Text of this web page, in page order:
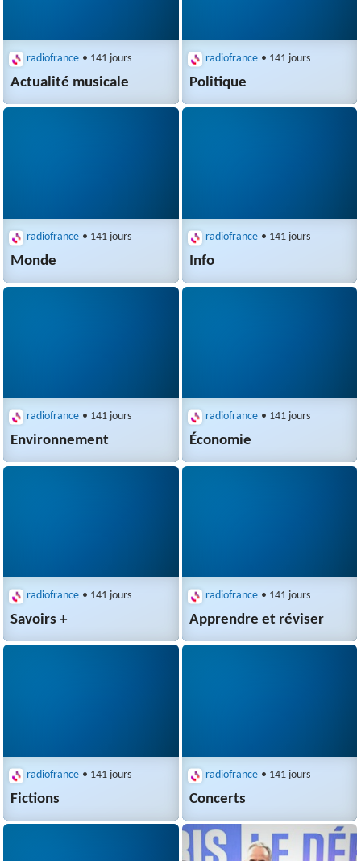
radiofrance • 141 jours
Actualité musicale
radiofrance • 141 jours
Politique
radiofrance • 141 jours
Monde
radiofrance • 141 jours
Info
radiofrance • 141 jours
Environnement
radiofrance • 141 jours
Économie
radiofrance • 141 jours
Savoirs +
radiofrance • 141 jours
Apprendre et réviser
radiofrance • 141 jours
Fictions
radiofrance • 141 jours
Concerts